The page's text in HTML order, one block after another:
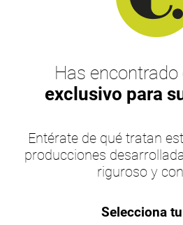
Has
exclusivo para
Entérate de qué tratan
producciones
riguroso y
Selecciona